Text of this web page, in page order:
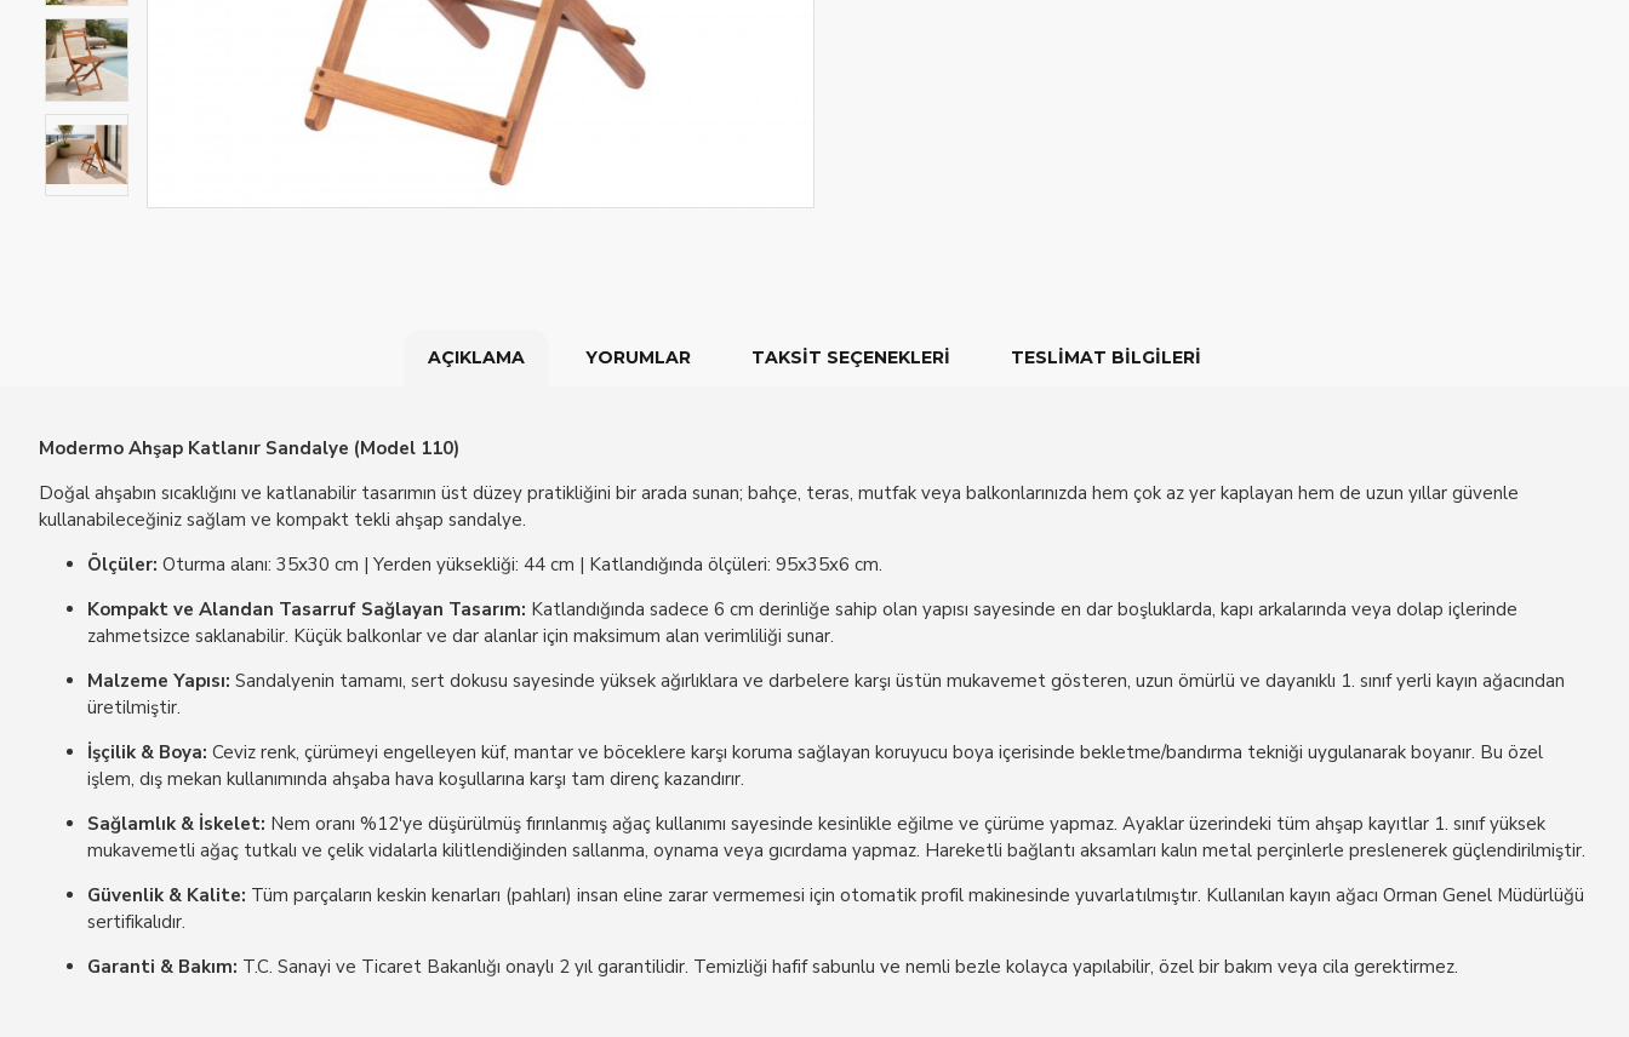
AÇIKLAMA YORUMLAR TAKSIT SEÇENEKLERI TESLIMAT BILGILERI
Modermo Ahşap Katlanır Sandalye (Model 110)
Doğal ahşabın sıcaklığını ve katlanabilir tasarımın üst düzey pratikliğini bir arada sunan; bahçe, teras, mutfak veya balkonlarınızda hem çok az yer kaplayan hem de uzun yıllar güvenle
kullanabileceğiniz sağlam ve kompakt tekli ahşap sandalye.
Ölçüler: Oturma alanı: 35x30 cm | Yerden yüksekliği: 44 cm | Katlandığında ölçüleri: 95x35x6 cm.
Kompakt ve Alandan Tasarruf Sağlayan Tasarım: Katlandığında sadece 6 cm derinliğe sahip olan yapısı sayesinde en dar boşluklarda, kapı arkalarında veya dolap içlerinde
zahmetsizce saklanabilir. Küçük balkonlar ve dar alanlar için maksimum alan verimliliği sunar.
Malzeme Yapısı: Sandalyenin tamamı, sert dokusu sayesinde yüksek ağırlıklara ve darbelere karşı üstün mukavemet gösteren, uzun ömürlü ve dayanıklı 1. sınıf yerli kayın ağacından
üretilmiştir.
İşçilik & Boya: Ceviz renk, çürümeyi engelleyen küf, mantar ve böceklere karşı koruma sağlayan koruyucu boya içerisinde bekletme/bandırma tekniği uygulanarak boyanır. Bu özel
işlem, dış mekan kullanımında ahşaba hava koşullarına karşı tam direnç kazandırır.
Sağlamlık & İskelet: Nem oranı %12'ye düşürülmüş fırınlanmış ağaç kullanımı sayesinde kesinlikle eğilme ve çürüme yapmaz. Ayaklar üzerindeki tüm ahşap kayıtlar 1. sınıf yüksek
mukavemetli ağaç tutkalı ve çelik vidalarla kilitlendiğinden sallanma, oynama veya gıcırdama yapmaz. Hareketli bağlantı aksamları kalın metal perçinlerle preslenerek güçlendirilmiştir.
Güvenlik & Kalite: Tüm parçaların keskin kenarları (pahları) insan eline zarar vermemesi için otomatik profil makinesinde yuvarlatılmıştır. Kullanılan kayın ağacı Orman Genel Müdürlüğü
sertifikalıdır.
Garanti & Bakım: T.C. Sanayi ve Ticaret Bakanlığı onaylı 2 yıl garantilidir. Temizliği hafif sabunlu ve nemli bezle kolayca yapılabilir, özel bir bakım veya cila gerektirmez.